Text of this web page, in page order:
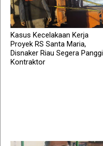
Kasus Kecelakaan Kerja
Proyek RS Santa Maria,
Disnaker Riau Segera
Kontraktor